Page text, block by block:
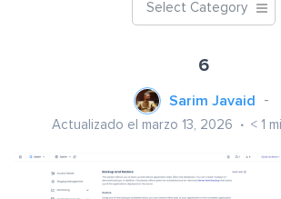
Select Category
6
Sarim Javaid
Actualizado el marzo 13, 2026 < 1